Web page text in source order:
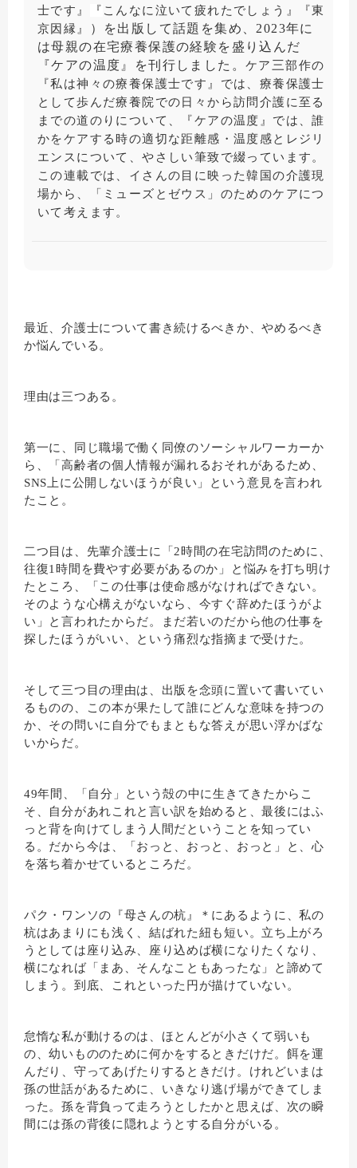
士です』
『 こんなに泣いて 疲れたでしょう 』『東
京因縁』
）を出版して話題を集め、2023年に
は母親の在宅療養保護の経験を盛り込んだ
『ケアの温度』を刊行しました。 ケア 三部作の
『私は神々の療養保護士です』では、療養保護士
として歩んだ療養院での日々から訪問介護に至る
までの道のりについて、『ケアの温度』では、誰
かをケアする時の適切な距離感・温度感とレジリ
エンスについて、やさしい筆致で綴っています。
この連載では、イさんの目に映った韓国の介護現
場から、「ミューズとゼウス」のためのケアにつ
いて考えます。
最近、介護士について書き続けるべきか、やめるべき
か悩んでいる。
理由は三つある。
第一に、同じ職場で働く同僚のソーシャルワーカーか
ら、「高齢者の個人情報が漏れるおそれがあるため、
SNS上に公開しないほうが良い」という意見を言われ
たこと。
二つ目は、先輩介護士に「2時間の在宅訪問のために、
往復1時間を費やす必要があるのか」と悩みを打ち明け
たところ、「この仕事は使命感がなければできない。
そのような心構えがないなら、今すぐ辞めたほうがよ
い」と言われたからだ。まだ若いのだから他の仕事を
探したほうがいい、という痛烈な指摘まで受けた。
そして三つ目の理由は、出版を念頭に置いて書いてい
るものの、この本が果たして誰にどんな意味を持つの
か、その問いに自分でもまともな答えが思い浮かばな
いからだ。
49年間、「自分」という殻の中に生きてきたからこ
そ、自分があれこれと言い訳を始めると、最後にはふ
っと背を向けてしまう人間だということを知ってい
る。だから今は、「おっと、おっと、おっと」と、心
を落ち着かせているところだ。
パク・ワンソの『母さんの杭』＊にあるように、私の
杭はあまりにも浅く、結ばれた紐も短い。立ち上がろ
うとしては座り込み、座り込めば横になりたくなり、
横になれば「まあ、そんなこともあったな」と諦めて
しまう。到底、これといった円が描けていない。
怠惰な私が動けるのは、ほとんどが小さくて弱いも
の、幼いもののために何かをするときだけだ。餌を運
んだり、守ってあげたりするときだけ。けれどいまは
孫の世話があるために、いきなり逃げ場ができてしま
った。孫を背負って走ろうとしたかと思えば、次の瞬
間には孫の背後に隠れようとする自分がいる。